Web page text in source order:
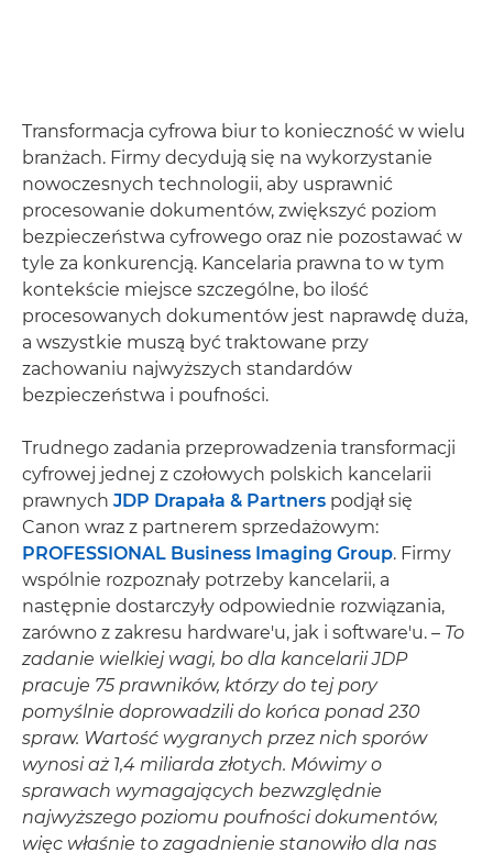
Transformacja cyfrowa biur to konieczność w wielu
branżach. Firmy decydują się na wykorzystanie
nowoczesnych technologii, aby usprawnić
procesowanie dokumentów, zwiększyć poziom
bezpieczeństwa cyfrowego oraz nie pozostawać w
tyle za konkurencją. Kancelaria prawna to w tym
kontekście miejsce szczególne, bo ilość
procesowanych dokumentów jest naprawdę duża,
a wszystkie muszą być traktowane przy
zachowaniu najwyższych standardów
bezpieczeństwa i poufności.
Trudnego zadania przeprowadzenia transformacji
cyfrowej jednej z czołowych polskich kancelarii
prawnych JDP Drapała & Partners podjął się
Canon wraz z partnerem sprzedażowym:
PROFESSIONAL Business Imaging Group. Firmy
wspólnie rozpoznały potrzeby kancelarii, a
następnie dostarczyły odpowiednie rozwiązania,
zarówno z zakresu hardware'u, jak i software'u. – To
zadanie wielkiej wagi, bo dla kancelarii JDP
pracuje 75 prawników, którzy do tej pory
pomyślnie doprowadzili do końca ponad 230
spraw. Wartość wygranych przez nich sporów
wynosi aż 1,4 miliarda złotych. Mówimy o
sprawach wymagających bezwzględnie
najwyższego poziomu poufności dokumentów,
więc właśnie to zagadnienie stanowiło dla nas